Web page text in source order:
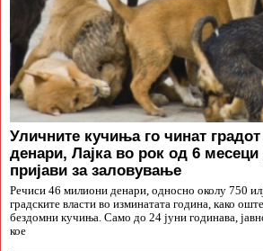
Уличните кучиња го чинат
денари, Лајка во рок од 6
пријави за заловување
Речиси 46 милиони денари, односно околу 750
градските власти во изминатата година, како
бездомни кучиња. Само до 24 јуни годинава,
кое